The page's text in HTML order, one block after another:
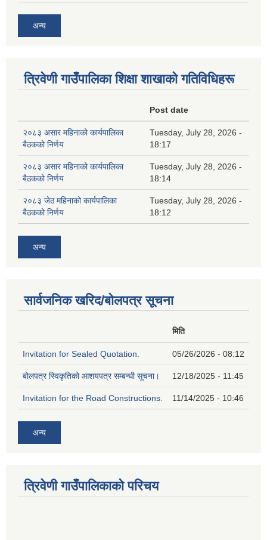
अन्य
त्रिवेणी गाउँपालिका शिक्षा शाखाकाे गतिविधिहरू
Post date
२०८३ असार महिनाको कार्यपालिका
बैठकको निर्णय
Tuesday, July 28, 2026 -
18:17
२०८३ असार महिनाको कार्यपालिका
बैठकको निर्णय
Tuesday, July 28, 2026 -
18:14
२०८३ जेठ महिनाको कार्यपालिका
बैठकको निर्णय
Tuesday, July 28, 2026 -
18:12
अन्य
सार्वजनिक खरिद/बोलपत्र सूचना
मिति
Invitation for Sealed Quotation. 05/26/2026 - 08:12
बोलपत्र स्विकृतिको आशयपत्र सम्बन्धी सूचना। 12/18/2025 - 11:45
Invitation for the Road Constructions. 11/14/2025 - 10:46
अन्य
त्रिवेणी गाउँपालिकाको परिचय